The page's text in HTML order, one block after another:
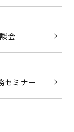
会
ミナー